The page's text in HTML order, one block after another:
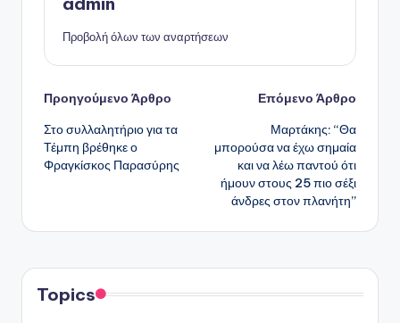
Προβολή όλων των αναρτήσεων
Πλοήγηση
δημοσιεύσεων
Προηγούμενο Άρθρο
Στο συλλαλητήριο για τα
Τέμπη βρέθηκε ο
Φραγκίσκος Παρασύρης
Επόμενο Άρθρο
Μαρτάκης: “Θα
μπορούσα να έχω σημαία
και να λέω παντού ότι
ήμουν στους 25 πιο σέξι
άνδρες στον πλανήτη”
Topics